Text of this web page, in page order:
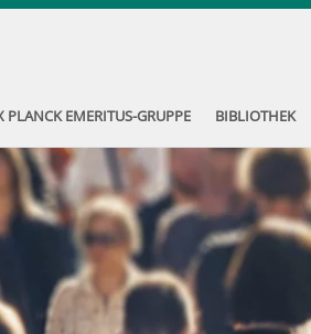
PLANCK EMERITUS-GRUPPE BIBLIOTHEK